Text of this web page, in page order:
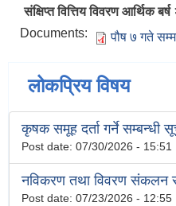
संक्षिप्त वित्तिय विवरण आर्थिक
Documents:
पौष ७ गते
लोकप्रिय विषय
कृषक समूह दर्ता गर्ने सम्बन्धी
Post date: 07/30/2026 - 15:51
नविकरण तथा विवरण संकलन
Post date: 07/23/2026 - 12:55